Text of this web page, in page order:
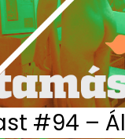
#94 – Ál